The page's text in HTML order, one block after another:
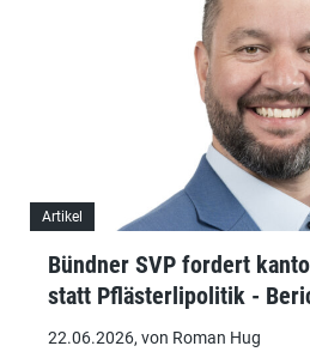
Artikel
Bündner SVP fordert
statt Pflästerlipolitik -
22.06.2026, von Roman Hug